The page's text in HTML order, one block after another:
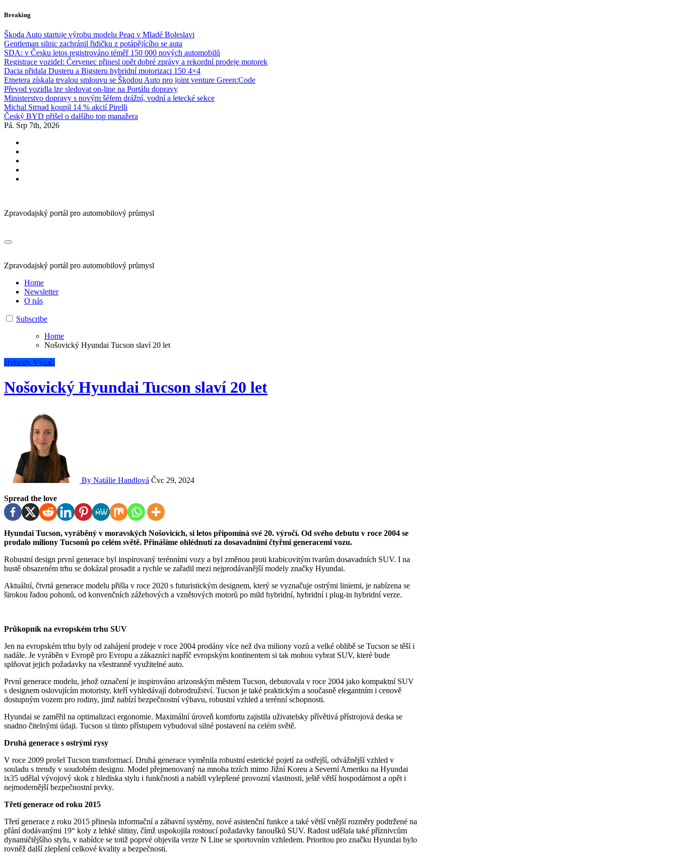
Skip
content
Breaking
Škoda Auto startuje výrobu modelu Peaq v Mladé Boleslavi
Gentleman silnic zachránil řidičku z potápějícího se auta
SDA: v Česku letos registrováno téměř 150 000 nových automobilů
Registrace vozidel: Červenec přinesl opět dobré zprávy a rekordní prodeje motorek
Dacia přidala Dusteru a Bigsteru hybridní motorizaci 150 4×4
Etnetera získala trvalou smlouvu se Škodou Auto pro joint venture Green:Code
Převod vozidla lze sledovat on-line na Portálu dopravy
Ministerstvo dopravy s novým šéfem drážní, vodní a letecké sekce
Michal Strnad koupil 14 % akcií Pirelli
Český BYD přišel o dalšího top manažera
Pá. Srp 7th, 2026
Zpravodajský portál pro automobilový průmysl
Zpravodajský portál pro automobilový průmysl
Home
Newsletter
O nás
Subscribe
Home
Nošovický Hyundai Tucson slaví 20 let
Hybridy Výročí
Nošovický Hyundai Tucson slaví 20 let
By Natálie Handlová Čvc 29, 2024
Spread the love
Hyundai Tucson, vyráběný v moravských Nošovicích, si letos připomíná své 20. výročí. Od svého debutu v roce 2004 se
prodalo miliony Tucsonů po celém světě. Přinášíme ohlédnutí za dosavadními čtyřmi generacemi vozu.
Robustní design první generace byl inspirovaný terénními vozy a byl změnou proti krabicovitým tvarům dosavadních SUV. I na
hustě obsazeném trhu se dokázal prosadit a rychle se zařadil mezi nejprodávanější modely značky Hyundai.
Aktuální, čtvrtá generace modelu přišla v roce 2020 s futuristickým designem, který se vyznačuje ostrými liniemi, je nabízena se
širokou řadou pohonů, od konvenčních zážehových a vznětových motorů po mild hybridní, hybridní i plug-in hybridní verze.
Průkopník na evropském trhu SUV
Jen na evropském trhu byly od zahájení prodeje v roce 2004 prodány více než dva miliony vozů a velké oblibě se Tucson se těší i
nadále. Je vyráběn v Evropě pro Evropu a zákazníci napříč evropským kontinentem si tak mohou vybrat SUV, které bude
splňovat jejich požadavky na všestranně využitelné auto.
První generace modelu, jehož označení je inspirováno arizonským městem Tucson, debutovala v roce 2004 jako kompaktní SUV
s designem oslovujícím motoristy, kteří vyhledávají dobrodružství. Tucson je také praktickým a současně elegantním i cenově
dostupným vozem pro rodiny, jimž nabízí bezpečnostní výbavu, robustní vzhled a terénní schopnosti.
Hyundai se zaměřil na optimalizaci ergonomie. Maximální úroveň komfortu zajistila uživatelsky přívětivá přístrojová deska se
snadno čitelnými údaji. Tucson si tímto přístupem vybudoval silné postavení na celém světě.
Druhá generace s ostrými rysy
V roce 2009 prošel Tucson transformací. Druhá generace vyměnila robustní estetické pojetí za ostřejší, odvážnější vzhled v
souladu s trendy v soudobém designu. Model přejmenovaný na mnoha trzích mimo Jižní Koreu a Severní Ameriku na Hyundai
ix35 udělal vývojový skok z hlediska stylu i funkčnosti a nabídl vylepšené provozní vlastnosti, ještě větší hospodárnost a opět i
nejmodernější bezpečnostní prvky.
Třetí generace od roku 2015
Třetí generace z roku 2015 přinesla informační a zábavní systémy, nové asistenční funkce a také větší vnější rozměry podtržené na
přání dodávanými 19“ koly z lehké slitiny, čímž uspokojila rostoucí požadavky fanoušků SUV. Radost udělala také příznivcům
dynamičtějšího stylu, v nabídce se totiž poprvé objevila verze N Line se sportovním vzhledem. Prioritou pro značku Hyundai bylo
rovněž další zlepšení celkové kvality a bezpečnosti.